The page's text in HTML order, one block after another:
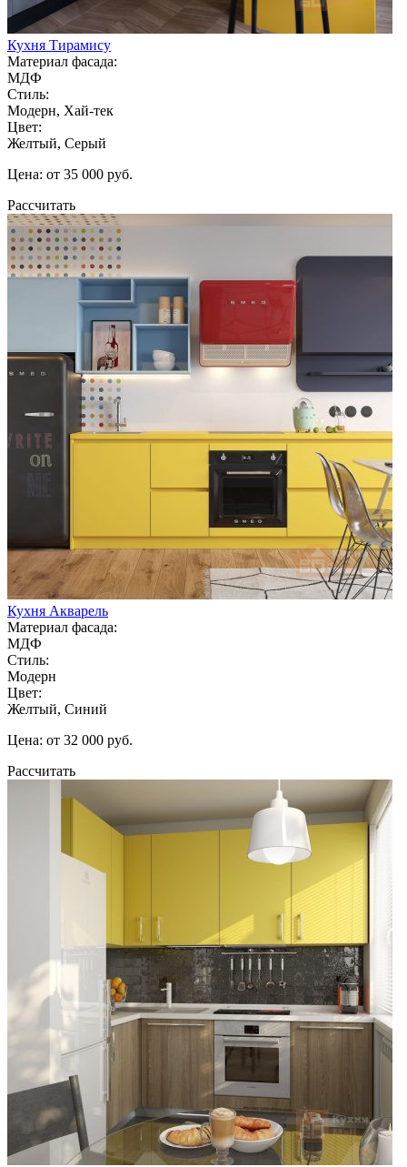
Кухня Тирамису
Материал фасада:
МДФ
Стиль:
Модерн, Хай-тек
Цвет:
Желтый, Серый
Цена: от 35 000 руб.
Рассчитать
Кухня Акварель
Материал фасада:
МДФ
Стиль:
Модерн
Цвет:
Желтый, Синий
Цена: от 32 000 руб.
Рассчитать